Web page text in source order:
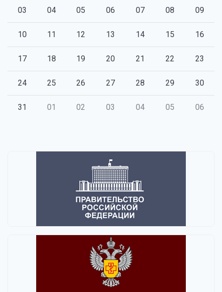
03 04 05 06 07 08 09
10 11 12 13 14 15 16
17 18 19 20 21 22 23
24 25 26 27 28 29 30
31 01 02 03 04 05 06